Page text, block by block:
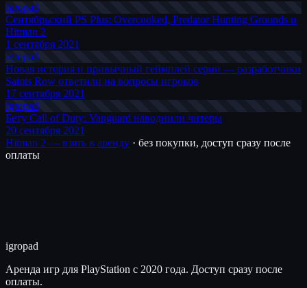
igropad
Сентябрьский PS Plus: Overcooked, Predator Hunting Grounds и
Hitman 2
1 сентября 2021
igropad
Новая история и привычный геймплей серии — разработчики
Saints Row ответили на вопросы игроков
17 сентября 2021
igropad
Бету Call of Duty: Vanguard наводнили читеры
20 сентября 2021
Hitman 2 — взять в аренду · без покупки, доступ сразу после
оплаты
igropad
Аренда игр для PlayStation с 2020 года. Доступ сразу после
оплаты.